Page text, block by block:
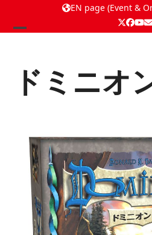
EN page (Event &
Twitter
menu
menu
ドミニオ